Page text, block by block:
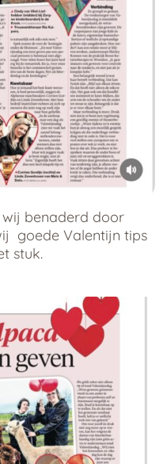
benaderd door
goede Valentijn tips
stuk.